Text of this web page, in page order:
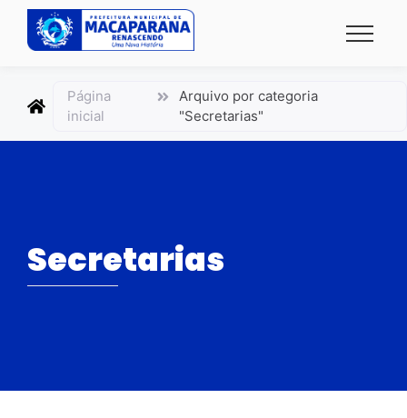
conteúdo
Página
inicial
Arquivo por categoria
"Secretarias"
Secretarias